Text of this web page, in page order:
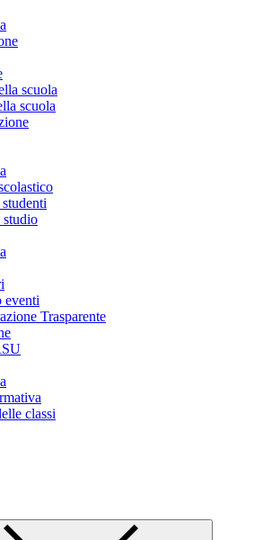
scuola
scuola
studio
eventi
Trasparente
classi